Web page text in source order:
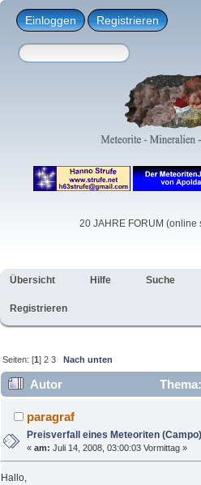
Einloggen Registrieren
20 JAHRE FORUM (online
Übersicht Hilfe Suche
Registrieren
Seiten: [1]2 3 Nach unten
Autor
Meteoriten (Campo) (Gelesen
paragraf
Preisverfall eines Meteoriten (Campo)
«am: Juli 14, 2008, 03:00:03 Vormittag »
Hallo,